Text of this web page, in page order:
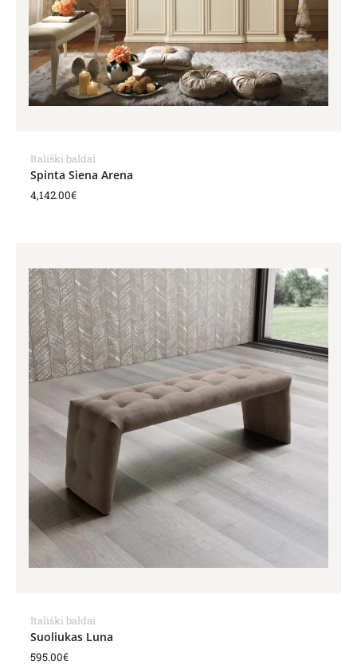
Itališki baldai
Spinta Siena Arena
4,142.00€
Itališki baldai
Suoliukas Luna
595.00€